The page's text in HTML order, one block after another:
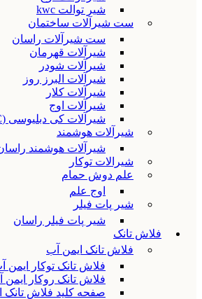
شیر توالت kwc
ست شیرآلات ساختمان
ست شیرآلات راسان
شیرآلات قهرمان
شیرآلات شودر
شیرآلات البرز روز
شیرآلات کلار
شیرآلات اوج
شیرآلات کی دبلیوسی (KWC)
شیرآلات هوشمند
شیرآلات هوشمند
شیرالات توکار
علم دوش حمام
اوج علم
شیر پات فیلر
شیر پات فیلر راسان
فلاش تانک
فلاش تانک ایمن آب
فلاش تانک توکار ایمن
فلاش تانک روکار ایمن
صفحه کلید فلاش تانک